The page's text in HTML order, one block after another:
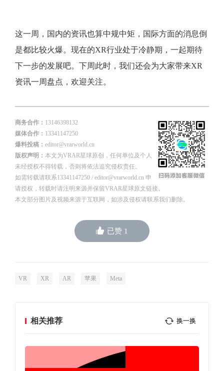
这一周，国内的资讯也算中规中矩，国际方面的消息倒
是都比较火爆。现在的XR行业处于冷静期，一起期待
下一步的发展吧。下周此时，我们还会为大家带来XR
资讯一周盘点，欢迎关注。
商务合作： 13146398132
媒体合作： 13341147250
爆料投稿： editor@vrarworld.cn
版权声明： 本文为VRAR星球原创，任何单位及个人
未经授权不得转载，否则将依法追究侵权责任。
如需转载请联系13341147250 / editor@vrarworld.cn 申
请授权，转载时请注明来源并保留VRAR星球原文链接。
本文部分图片及视频来源于互联网，如涉及侵权请联系我们删除。
已赞 1
VR XR AR 苹果 Meta
相关推荐 换一换